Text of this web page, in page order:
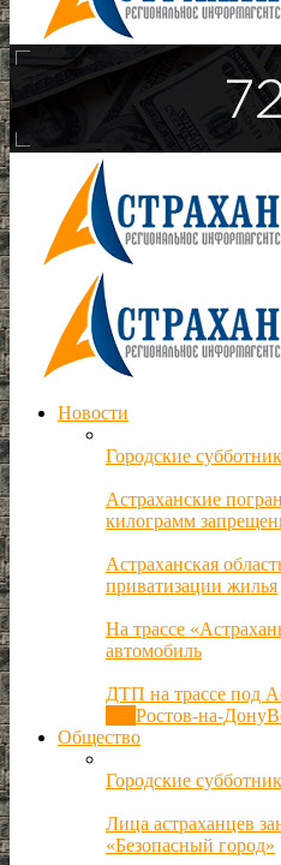
Новости
Городские
Астраханские
килограмм
Астраханская
приватизации жилья
На трассе
автомобиль
ДТП на трассе под
Ростов-на-Дону
Общество
Городские
Лица астраханцев
«Безопасный город»